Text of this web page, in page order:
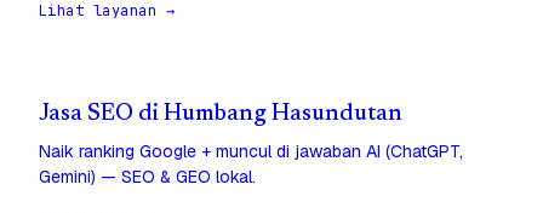
Lihat layanan →
Jasa SEO di Humbang Hasundutan
Naik ranking Google + muncul di jawaban AI (ChatGPT,
Gemini) — SEO & GEO lokal.